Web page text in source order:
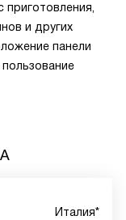
и других
панели
Италия*